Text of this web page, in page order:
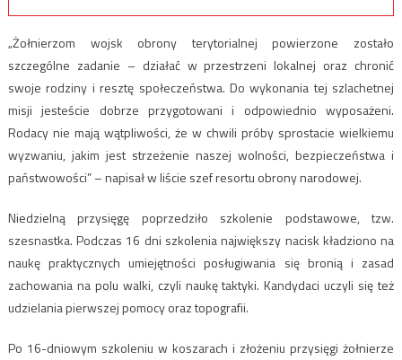
„Żołnierzom wojsk obrony terytorialnej powierzone zostało
szczególne zadanie – działać w przestrzeni lokalnej oraz chronić
swoje rodziny i resztę społeczeństwa. Do wykonania tej szlachetnej
misji jesteście dobrze przygotowani i odpowiednio wyposażeni.
Rodacy nie mają wątpliwości, że w chwili próby sprostacie wielkiemu
wyzwaniu, jakim jest strzeżenie naszej wolności, bezpieczeństwa i
państwowości” – napisał w liście szef resortu obrony narodowej.
Niedzielną przysięgę poprzedziło szkolenie podstawowe, tzw.
szesnastka. Podczas 16 dni szkolenia największy nacisk kładziono na
naukę praktycznych umiejętności posługiwania się bronią i zasad
zachowania na polu walki, czyli naukę taktyki. Kandydaci uczyli się też
udzielania pierwszej pomocy oraz topografii.
Po 16-dniowym szkoleniu w koszarach i złożeniu przysięgi żołnierze